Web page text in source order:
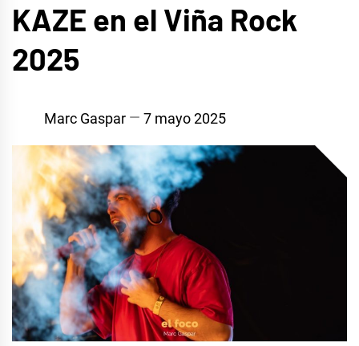
KAZE en el Viña Rock
2025
Marc Gaspar 7 mayo 2025